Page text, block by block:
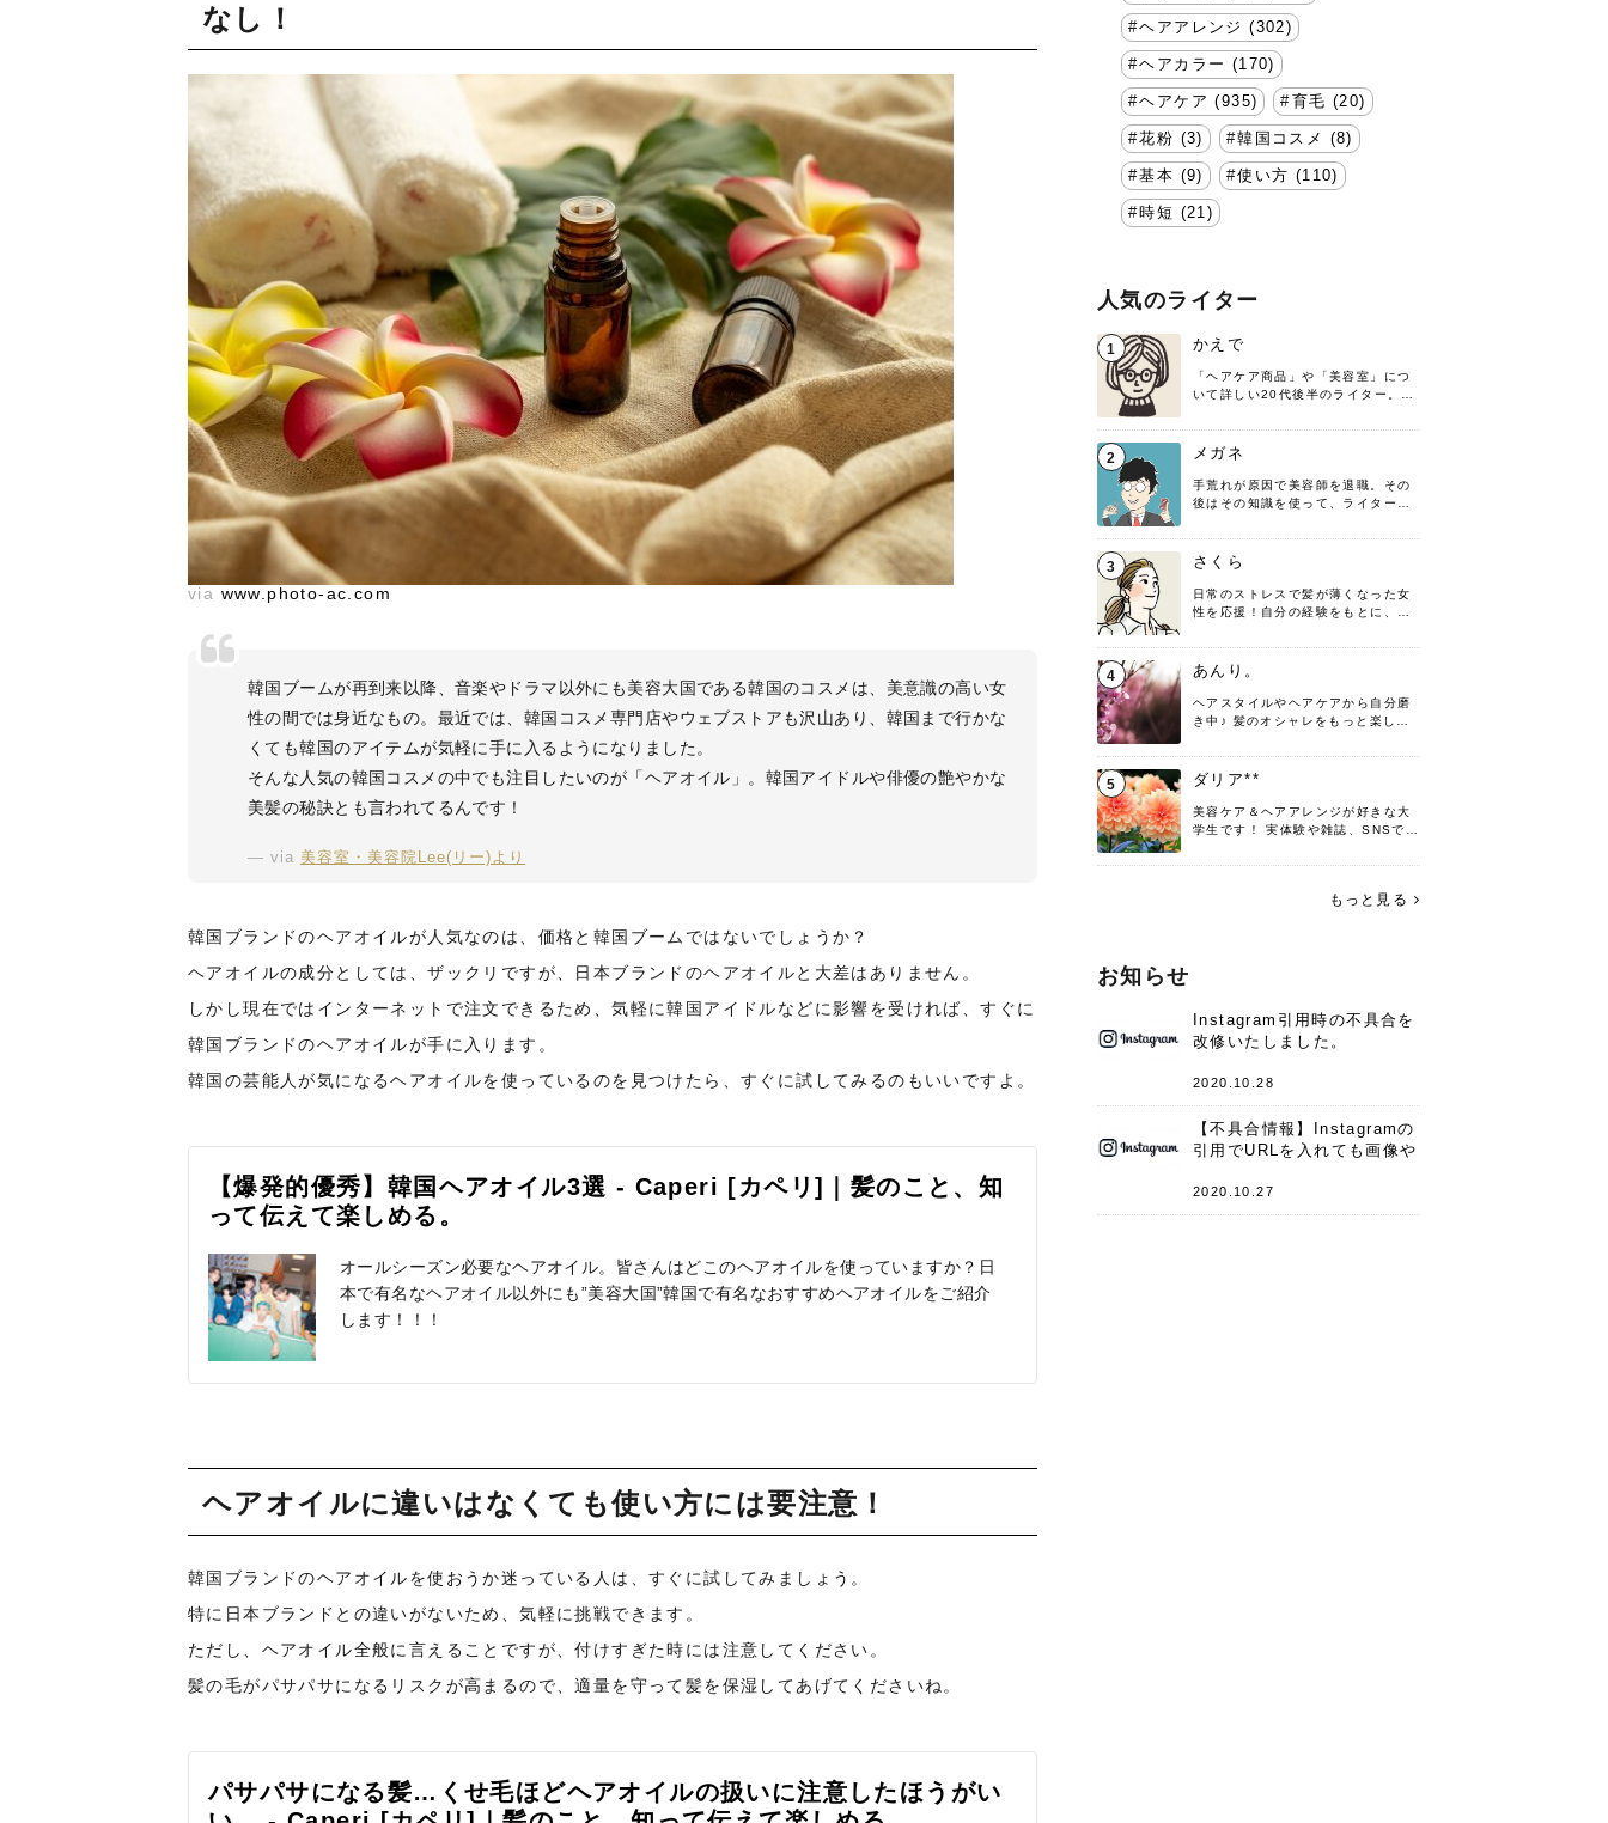
なし！
via www.photo-ac.com
韓国ブームが再到来以降、音楽やドラマ以外にも美容大国である韓国のコスメは、美意識の高い女
性の間では身近なもの。最近では、韓国コスメ専門店やウェブストアも沢山あり、韓国まで行かな
くても韓国のアイテムが気軽に手に入るようになりました。
そんな人気の韓国コスメの中でも注目したいのが「ヘアオイル」。韓国アイドルや俳優の艶やかな
美髪の秘訣とも言われてるんです！
via 美容室・美容院Lee(リー)より
韓国ブランドのヘアオイルが人気なのは、価格と韓国ブームではないでしょうか？
ヘアオイルの成分としては、ザックリですが、日本ブランドのヘアオイルと大差はありません。
しかし現在ではインターネットで注文できるため、気軽に韓国アイドルなどに影響を受ければ、すぐに
韓国ブランドのヘアオイルが手に入ります。
韓国の芸能人が気になるヘアオイルを使っているのを見つけたら、すぐに試してみるのもいいですよ。
【爆発的優秀】韓国ヘアオイル3選 - Caperi [カペリ]｜髪のこと、知
って伝えて楽しめる。
オールシーズン必要なヘアオイル。皆さんはどこのヘアオイルを使っていますか？日
本で有名なヘアオイル以外にも”美容大国”韓国で有名なおすすめヘアオイルをご紹介
します！！！
ヘアオイルに違いはなくても使い方には要注意！
韓国ブランドのヘアオイルを使おうか迷っている人は、すぐに試してみましょう。
特に日本ブランドとの違いがないため、気軽に挑戦できます。
ただし、ヘアオイル全般に言えることですが、付けすぎた時には注意してください。
髪の毛がパサパサになるリスクが高まるので、適量を守って髪を保湿してあげてくださいね。
パサパサになる髪…くせ毛ほどヘアオイルの扱いに注意したほうがい
ヘアアレンジ (302)
ヘアカラー (170)
ヘアケア (935) 育毛 (20)
花粉 (3) 韓国コスメ (8)
基本 (9) 使い方 (110)
時短 (21)
人気のライター
1 かえで
「ヘアケア商品」や「美容室」につ
いて詳しい20代後半のライター。楽
す！
2 メガネ
手荒れが原因で美容師を退職。その
後はその知識を使って、ライターと
髪の知識をわかりやすく紹介しま
す！
3 さくら
日常のストレスで髪が薄くなった女
性を応援！自分の経験をもとに、執
4 あんり。
ヘアスタイルやヘアケアから自分磨
き中♪ 髪のオシャレをもっと楽しめ
♡ 役立つ情報をお届けできるように
頑張ります！よろしくお願いしま
5 ダリア**
美容ケア＆ヘアアレンジが好きな大
学生です！ 実体験や雑誌、SNSで知
す。 これからよろしくお願いします
もっと見る
お知らせ
Instagram引用時の不具合を
改修いたしました。
2020.10.28
【不具合情報】Instagramの
引用でURLを入れても画像や
件
2020.10.27